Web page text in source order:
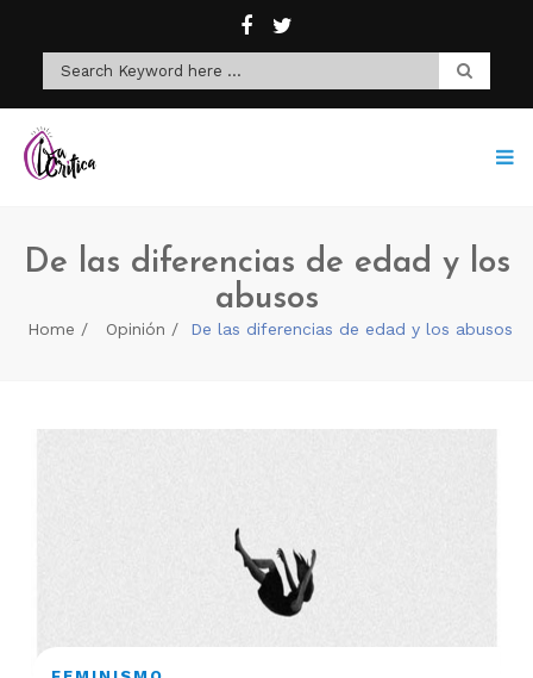
De las diferencias de edad y los
abusos
Home Opinión De las diferencias de edad y los abusos